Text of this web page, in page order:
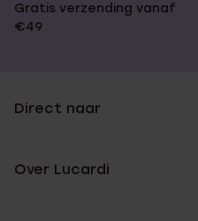
Gratis verzending vanaf
€49
Direct naar
Over Lucardi